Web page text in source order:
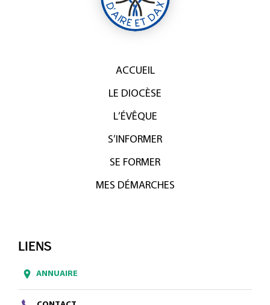
ACCUEIL
LE DIOCÈSE
L’ÉVÊQUE
S’INFORMER
SE FORMER
MES DÉMARCHES
LIENS
ANNUAIRE